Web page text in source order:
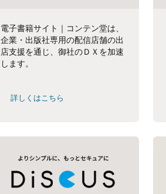
電子書籍サイト｜コンテン堂は、
企業・出版社専用の配信店舗の出
店支援を通じ、御社のＤＸを加速
します。
詳しくはこちら